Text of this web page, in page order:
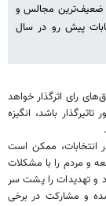
از ضعیف‌ترین مجالس و
پیش رو در سال
رای اثرگذار خواهد
باشد، انگیزه
ممکن است
و مردم را با مشکلات
و تهدیدات را پشت سر
و مشارکت در برخی